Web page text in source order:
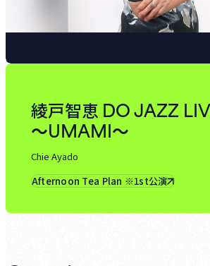
綾戸智恵 DO JAZZ
〜UMAMI〜
Chie Ayado
Afternoon Tea Plan ※1st公演